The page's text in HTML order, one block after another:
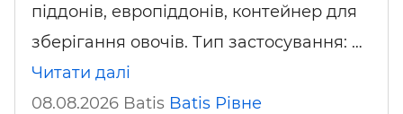
піддонів, европіддонів, контейнер для
зберігання овочів. Тип застосування: …
Читати далі
08.08.2026 Batis Batis Рівне